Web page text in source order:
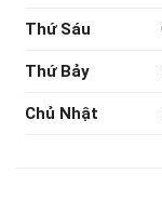
Thứ Sáu
Thứ Bảy
Chủ Nhật